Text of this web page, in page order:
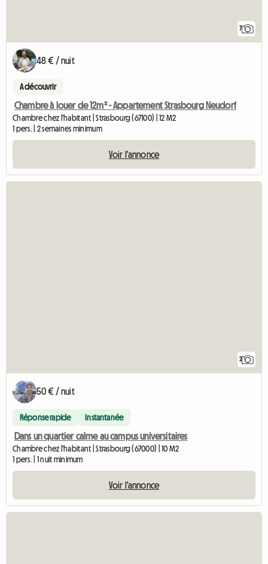
7
48 € / nuit
A découvrir
Chambre à louer de 12m² - Appartement Strasbourg Neudorf
Chambre chez l'habitant | Strasbourg (67100) | 12 M2
1 pers. | 2 semaines minimum
Voir l'annonce
2
50 € / nuit
Réponse rapide Instantanée
Dans un quartier calme au campus universitaires
Chambre chez l'habitant | Strasbourg (67000) | 10 M2
1 pers. | 1 nuit minimum
Voir l'annonce